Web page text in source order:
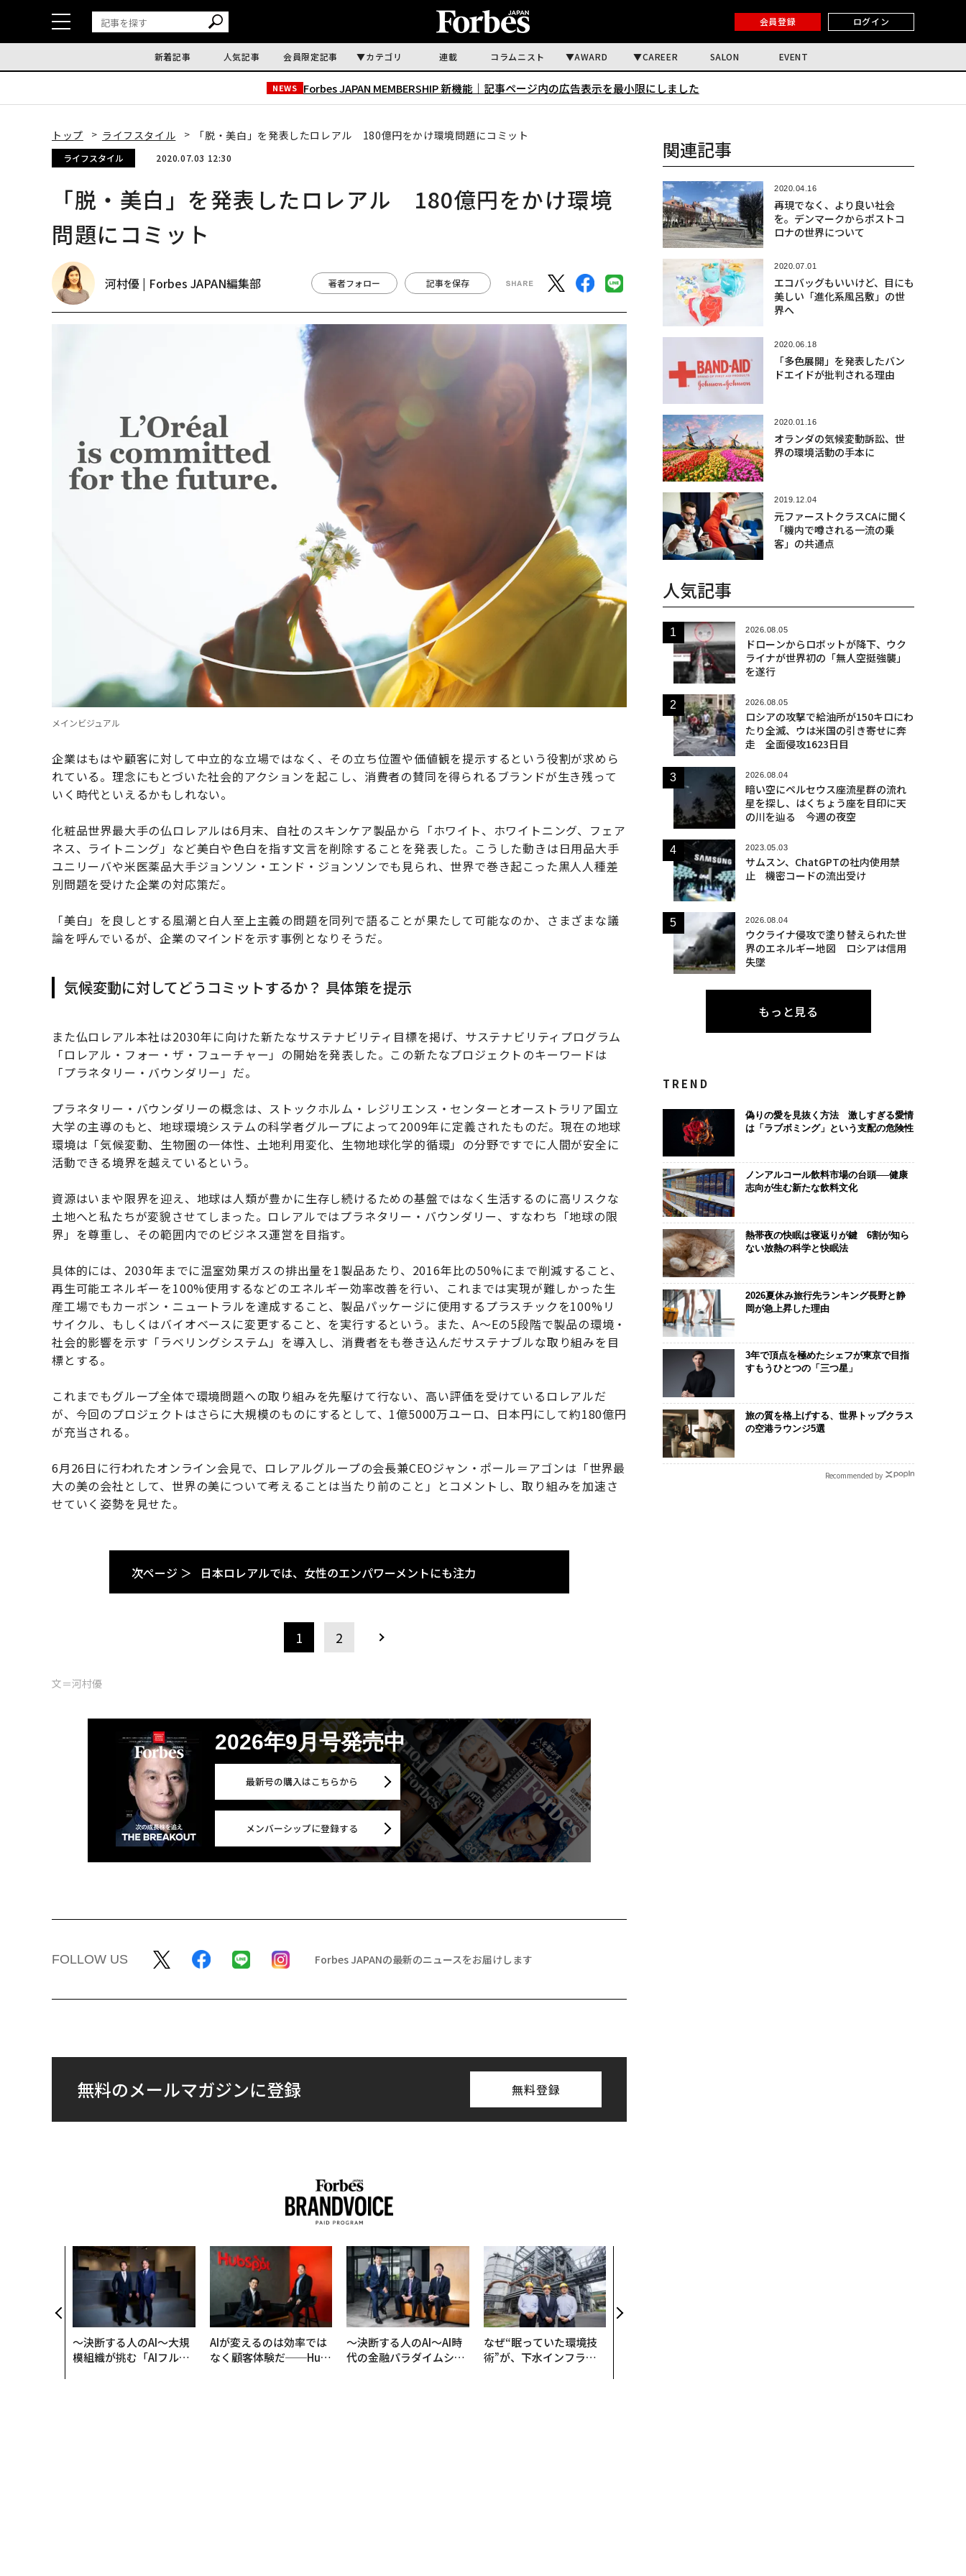
会員登録 ログイン
新着記事 人気記事 会員限定記事 カテゴリ 連載 コラムニスト AWARD CAREER SALON EVENT
NEWS Forbes JAPAN MEMBERSHIP 新機能｜ 記事ページ内の広告表示を最小限にしました
トップ ライフスタイル 「脱・美白」を発表したロレアル 180億円をかけ環境問題にコミット
ライフスタイル 2020.07.03 12:30
「脱・美白」を発表したロレアル 180億円をかけ環境
問題にコミット
河村優 | Forbes JAPAN編集部 著者フォロー 記事を保存
メインビジュアル
企業はもはや顧客に対して中立的な立場ではなく、その立ち位置や価値観を提示するという役割が求めら
れている。理念にもとづいた社会的アクションを起こし、消費者の賛同を得られるブランドが生き残って
いく時代といえるかもしれない。
化粧品世界最大手の仏ロレアルは6月末、自社のスキンケア製品から「ホワイト、ホワイトニング、フェア
ネス、ライトニング」など美白や色白を指す文言を削除することを発表した。こうした動きは日用品大手
ユニリーバや米医薬品大手ジョンソン・エンド・ジョンソンでも見られ、世界で巻き起こった黒人人種差
別問題を受けた企業の対応策だ。
「美白」を良しとする風潮と白人至上主義の問題を同列で語ることが果たして可能なのか、さまざまな議
論を呼んでいるが、企業のマインドを示す事例となりそうだ。
気候変動に対してどうコミットするか？ 具体策を提示
また仏ロレアル本社は2030年に向けた新たなサステナビリティ目標を掲げ、サステナビリティプログラム
「ロレアル・フォー・ザ・フューチャー」の開始を発表した。この新たなプロジェクトのキーワードは
「プラネタリー・バウンダリー」だ。
プラネタリー・バウンダリーの概念は、ストックホルム・レジリエンス・センターとオーストラリア国立
大学の主導のもと、地球環境システムの科学者グループによって2009年に定義されたものだ。現在の地球
環境は「気候変動、生物圏の一体性、土地利用変化、生物地球化学的循環」の分野ですでに人間が安全に
活動できる境界を越えているという。
資源はいまや限界を迎え、地球は人類が豊かに生存し続けるための基盤ではなく生活するのに高リスクな
土地へと私たちが変貌させてしまった。ロレアルではプラネタリー・バウンダリー、すなわち「地球の限
界」を尊重し、その範囲内でのビジネス運営を目指す。
具体的には、2030年までに温室効果ガスの排出量を1製品あたり、2016年比の50%にまで削減すること、
再生可能エネルギーを100%使用するなどのエネルギー効率改善を行い、これまでは実現が難しかった生
産工場でもカーボン・ニュートラルを達成すること、製品パッケージに使用するプラスチックを100%リ
サイクル、もしくはバイオベースに変更すること、を実行するという。また、A〜Eの5段階で製品の環境・
社会的影響を示す「ラベリングシステム」を導入し、消費者をも巻き込んだサステナブルな取り組みを目
標とする。
これまでもグループ全体で環境問題への取り組みを先駆けて行ない、高い評価を受けているロレアルだ
が、今回のプロジェクトはさらに大規模のものにするとして、1億5000万ユーロ、日本円にして約180億円
が充当される。
6月26日に行われたオンライン会見で、ロレアルグループの会長兼CEOジャン・ポール＝アゴンは「世界最
大の美の会社として、世界の美について考えることは当たり前のこと」とコメントし、取り組みを加速さ
せていく姿勢を見せた。
次ページ ＞ 日本ロレアルでは、女性のエンパワーメントにも注力
1 2
文＝河村優
2026年9月号発売中
最新号の購入はこちらから
メンバーシップに登録する
FOLLOW US Forbes JAPANの最新のニュースをお届けします
無料のメールマガジンに登録 無料登録
〜決断する人のAI〜大規
模組織が挑む「AIフル実
AIが変えるのは効率では
なく顧客体験だ──Hub
〜決断する人のAI〜AI時
代の金融パラダイムシフ
なぜ“眠っていた環境技
術”が、下水インフラを
関連記事
2020.04.16
再現でなく、より良い社会
を。デンマークからポストコ
ロナの世界について
2020.07.01
エコバッグもいいけど、目にも
美しい「進化系風呂敷」の世
界へ
2020.06.18
「多色展開」を発表したバン
ドエイドが批判される理由
2020.01.16
オランダの気候変動訴訟、世
界の環境活動の手本に
2019.12.04
元ファーストクラスCAに聞く
「機内で噂される一流の乗
客」の共通点
人気記事
2026.08.05
ドローンからロボットが降下、ウク
ライナが世界初の「無人空挺強襲」
を遂行
2026.08.05
ロシアの攻撃で給油所が150キロにわ
たり全滅、ウは米国の引き寄せに奔
走 全面侵攻1623日目
2026.08.04
暗い空にペルセウス座流星群の流れ
星を探し、はくちょう座を目印に天
の川を辿る 今週の夜空
2023.05.03
サムスン、ChatGPTの社内使用禁
止 機密コードの流出受け
2026.08.04
ウクライナ侵攻で塗り替えられた世
界のエネルギー地図 ロシアは信用
失墜
もっと見る
TREND
偽りの愛を見抜く方法 激しすぎる愛情
は「ラブボミング」という支配の危険性
ノンアルコール飲料市場の台頭──健康
志向が生む新たな飲料文化
熱帯夜の快眠は寝返りが鍵 6割が知ら
ない放熱の科学と快眠法
2026夏休み旅行先ランキング長野と静
岡が急上昇した理由
3年で頂点を極めたシェフが東京で目指
すもうひとつの「三つ星」
旅の質を格上げする、世界トップクラス
の空港ラウンジ5選
Recommended by